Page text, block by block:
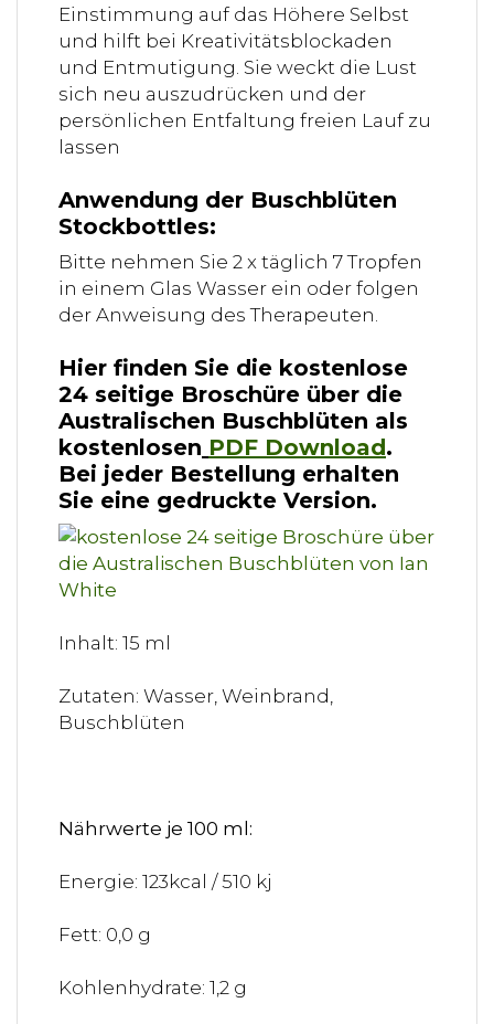
Einstimmung auf das Höhere Selbst
und hilft bei Kreativitätsblockaden
und Entmutigung. Sie weckt die Lust
sich neu auszudrücken und der
persönlichen Entfaltung freien Lauf zu
lassen
Anwendung der Buschblüten
Stockbottles:
Bitte nehmen Sie 2 x täglich 7 Tropfen
in einem Glas Wasser ein oder folgen
der Anweisung des Therapeuten.
Hier finden Sie die kostenlose
24 seitige Broschüre über die
Australischen Buschblüten als
kostenlosen PDF Download.
Bei jeder Bestellung erhalten
Sie eine gedruckte Version.
Inhalt: 15 ml
Zutaten: Wasser, Weinbrand,
Buschblüten
Nährwerte je 100 ml:
Energie: 123kcal / 510 kj
Fett: 0,0 g
Kohlenhydrate: 1,2 g